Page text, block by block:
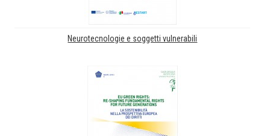
Neurotecnologie e soggetti vulnerabili